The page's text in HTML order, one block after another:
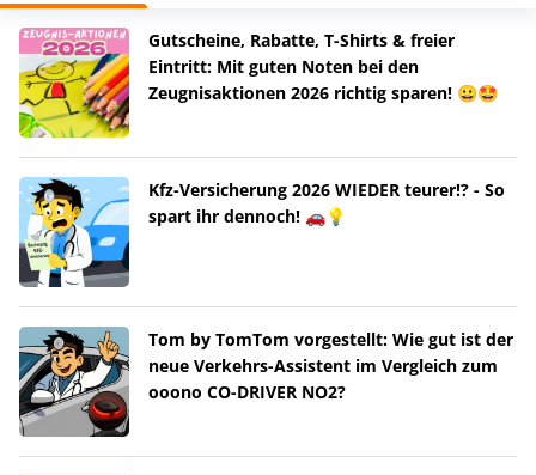
Gutscheine, Rabatte, T-Shirts & freier
Eintritt: Mit guten Noten bei den
Zeugnisaktionen 2026 richtig sparen! 😀🤩
Kfz-Versicherung 2026 WIEDER teurer!? - So
spart ihr dennoch! 🚗💡
Tom by TomTom vorgestellt: Wie gut ist der
neue Verkehrs-Assistent im Vergleich zum
ooono CO-DRIVER NO2?